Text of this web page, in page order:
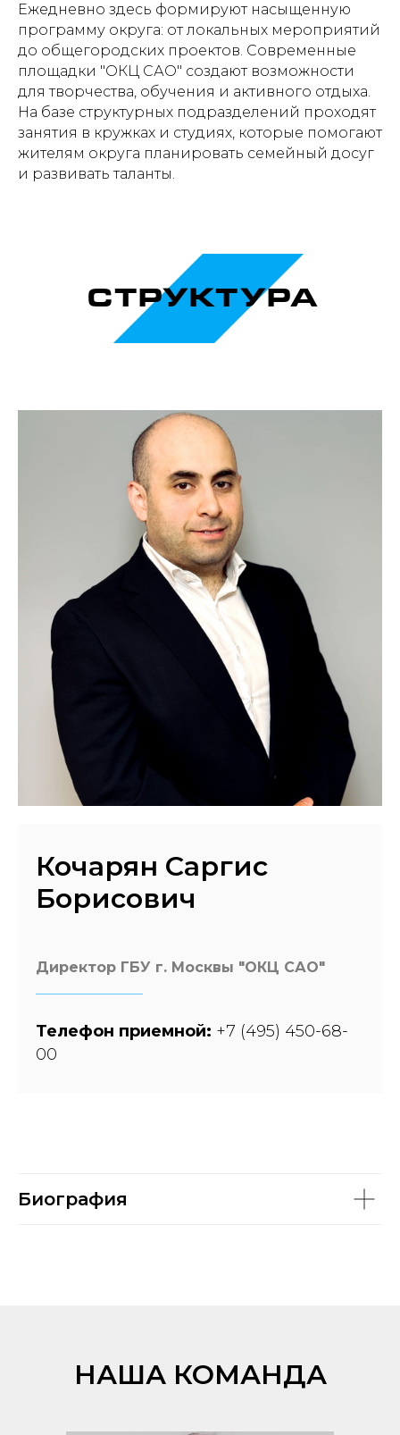
Ежедневно здесь формируют насыщенную
программу округа: от локальных мероприятий
до общегородских проектов. Современные
площадки "ОКЦ САО" создают возможности
для творчества, обучения и активного отдыха.
На базе структурных подразделений проходят
занятия в кружках и студиях, которые помогают
жителям округа планировать семейный досуг
и развивать таланты.
СТРУКТУРА
Кочарян Саргис
Борисович
Директор ГБУ г. Москвы "ОКЦ САО"
Телефон приемной: +7 (495) 450-68-
00
Биография
НАША КОМАНДА